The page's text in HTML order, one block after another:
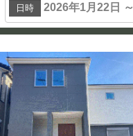
日時 2026年1月22日 ～